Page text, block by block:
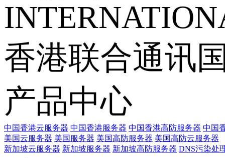
香港联合通讯
产品中心
中国香港云服务器 中国香港服务器 中国香港高防服务器 中国
美国云服务器 美国服务器 美国高防服务器 美国高防云服务器
新加坡云服务器 新加坡服务器 新加坡高防服务器 DNS污染处